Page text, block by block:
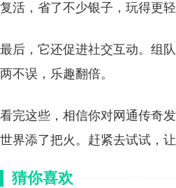
复活，省了不少银子，玩得更轻
最后，它还促进社交互动。组
两不误，乐趣翻倍。
看完这些，相信你对网通传奇
世界添了把火。赶紧去试试，
猜你喜欢